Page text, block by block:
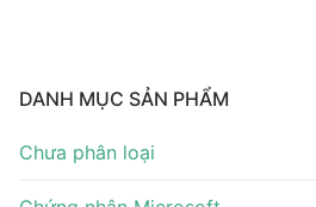
DANH MỤC SẢN PHẨM
Chưa phân loại